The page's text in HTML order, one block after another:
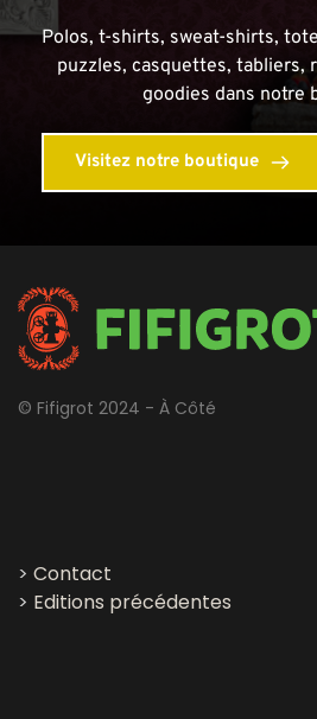
Polos, t-shirts, sweat-shirts,
puzzles, casquettes, tabliers,
goodies dans notre
Visitez notre boutique
© Fifigrot 2024 - À Côté
> Contact
> Editions précédentes